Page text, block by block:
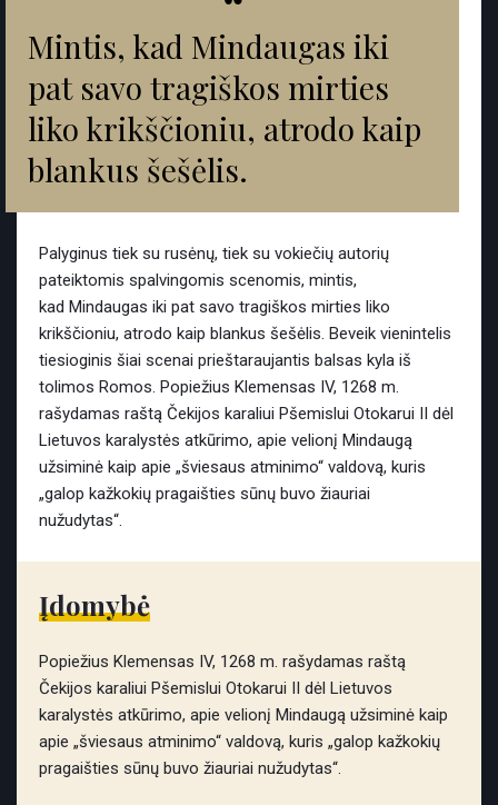
Mintis, kad Mindaugas iki
pat savo tragiškos mirties
liko krikščioniu, atrodo kaip
blankus šešėlis.
Palyginus tiek su rusėnų, tiek su vokiečių autorių
pateiktomis spalvingomis scenomis, mintis,
kad Mindaugas iki pat savo tragiškos mirties liko
krikščioniu, atrodo kaip blankus šešėlis. Beveik vienintelis
tiesioginis šiai scenai prieštaraujantis balsas kyla iš
tolimos Romos. Popiežius Klemensas IV, 1268 m.
rašydamas raštą Čekijos karaliui Pšemislui Otokarui II dėl
Lietuvos karalystės atkūrimo, apie velionį Mindaugą
užsiminė kaip apie „šviesaus atminimo“ valdovą, kuris
„galop kažkokių pragaišties sūnų buvo žiauriai
nužudytas“.
Įdomybė
Popiežius Klemensas IV, 1268 m. rašydamas raštą
Čekijos karaliui Pšemislui Otokarui II dėl Lietuvos
karalystės atkūrimo, apie velionį Mindaugą užsiminė kaip
apie „šviesaus atminimo“ valdovą, kuris „galop kažkokių
pragaišties sūnų buvo žiauriai nužudytas“.